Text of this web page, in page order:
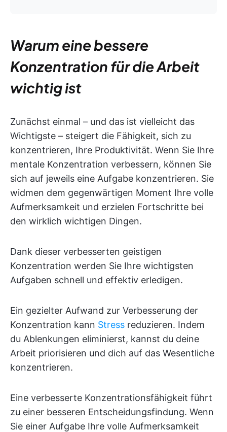
Warum eine bessere
Konzentration für die Arbeit
wichtig ist
Zunächst einmal – und das ist vielleicht das
Wichtigste – steigert die Fähigkeit, sich zu
konzentrieren, Ihre Produktivität. Wenn Sie Ihre
mentale Konzentration verbessern, können Sie
sich auf jeweils eine Aufgabe konzentrieren. Sie
widmen dem gegenwärtigen Moment Ihre volle
Aufmerksamkeit und erzielen Fortschritte bei
den wirklich wichtigen Dingen.
Dank dieser verbesserten geistigen
Konzentration werden Sie Ihre wichtigsten
Aufgaben schnell und effektiv erledigen.
Ein gezielter Aufwand zur Verbesserung der
Konzentration kann Stress reduzieren. Indem
du Ablenkungen eliminierst, kannst du deine
Arbeit priorisieren und dich auf das Wesentliche
konzentrieren.
Eine verbesserte Konzentrationsfähigkeit führt
zu einer besseren Entscheidungsfindung. Wenn
Sie einer Aufgabe Ihre volle Aufmerksamkeit